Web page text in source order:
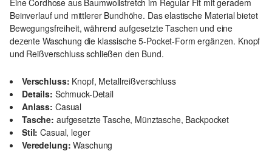
Beinverlauf und mittlerer Bundhöhe. Das elastische Material bietet
Bewegungsfreiheit, während aufgesetzte Taschen und eine
dezente Waschung die klassische 5-Pocket-Form ergänzen. Knopf
und Reißverschluss schließen den Bund.
Verschluss: Knopf, Metallreißverschluss
Details: Schmuck-Detail
Anlass: Casual
Tasche: aufgesetzte Tasche, Münztasche, Backpocket
Stil: Casual, leger
Veredelung: Waschung